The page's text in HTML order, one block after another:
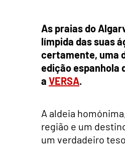
As praias do
límpida das suas
certamente, uma
edição espanhola
a VERSA.
A aldeia
região e um
um verdadeiro